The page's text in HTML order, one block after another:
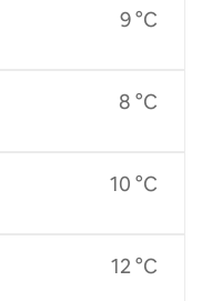
9 °C
8 °C
10 °C
12 °C